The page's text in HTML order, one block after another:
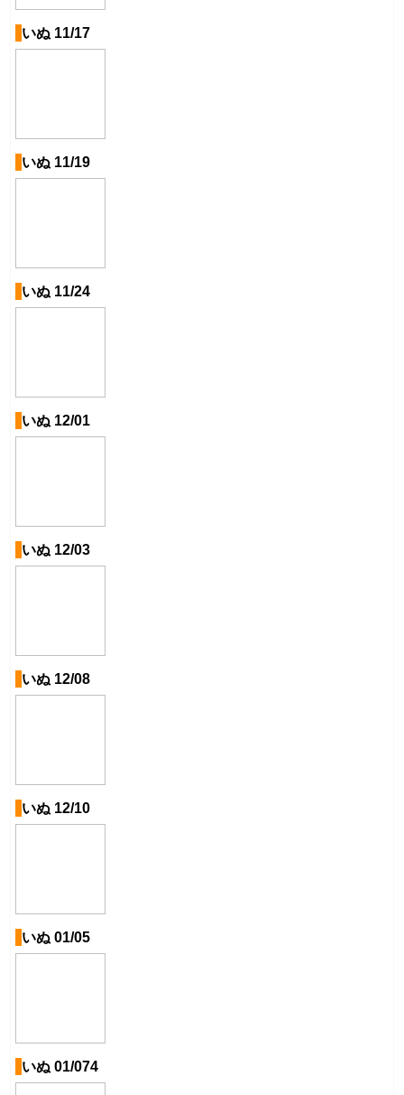
いぬ 11/17
いぬ 11/19
いぬ 11/24
いぬ 12/01
いぬ 12/03
いぬ 12/08
いぬ 12/10
いぬ 01/05
いぬ 01/074